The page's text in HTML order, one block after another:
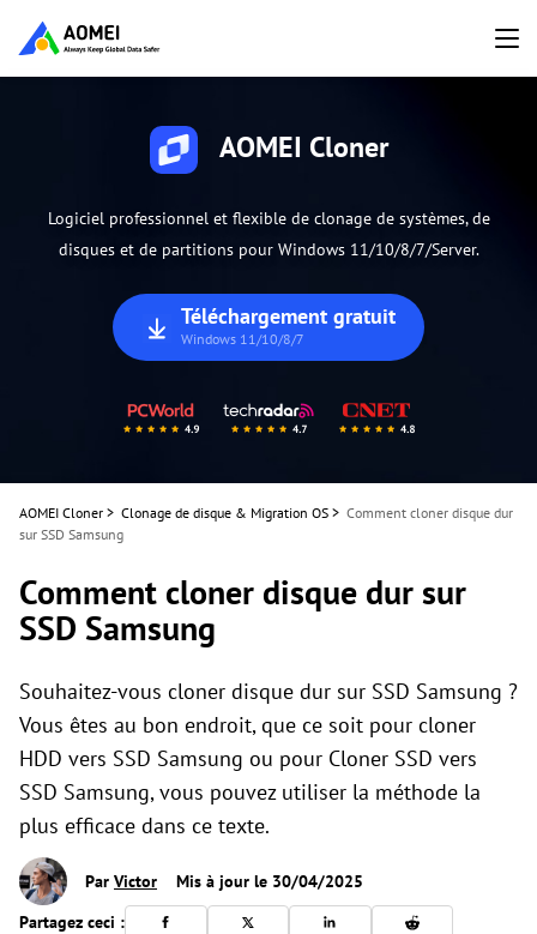
AOMEI Cloner
Logiciel professionnel et flexible de clonage de systèmes, de
disques et de partitions pour Windows 11/10/8/7/Server.
Téléchargement gratuit
Windows 11/10/8/7
AOMEI Cloner > Clonage de disque & Migration OS > Comment cloner disque dur
sur SSD Samsung
Comment cloner disque dur sur
SSD Samsung
Souhaitez-vous cloner disque dur sur SSD Samsung ?
Vous êtes au bon endroit, que ce soit pour cloner
HDD vers SSD Samsung ou pour Cloner SSD vers
SSD Samsung, vous pouvez utiliser la méthode la
plus efficace dans ce texte.
Par Victor
Mis à jour le 30/04/2025
Partagez ceci :